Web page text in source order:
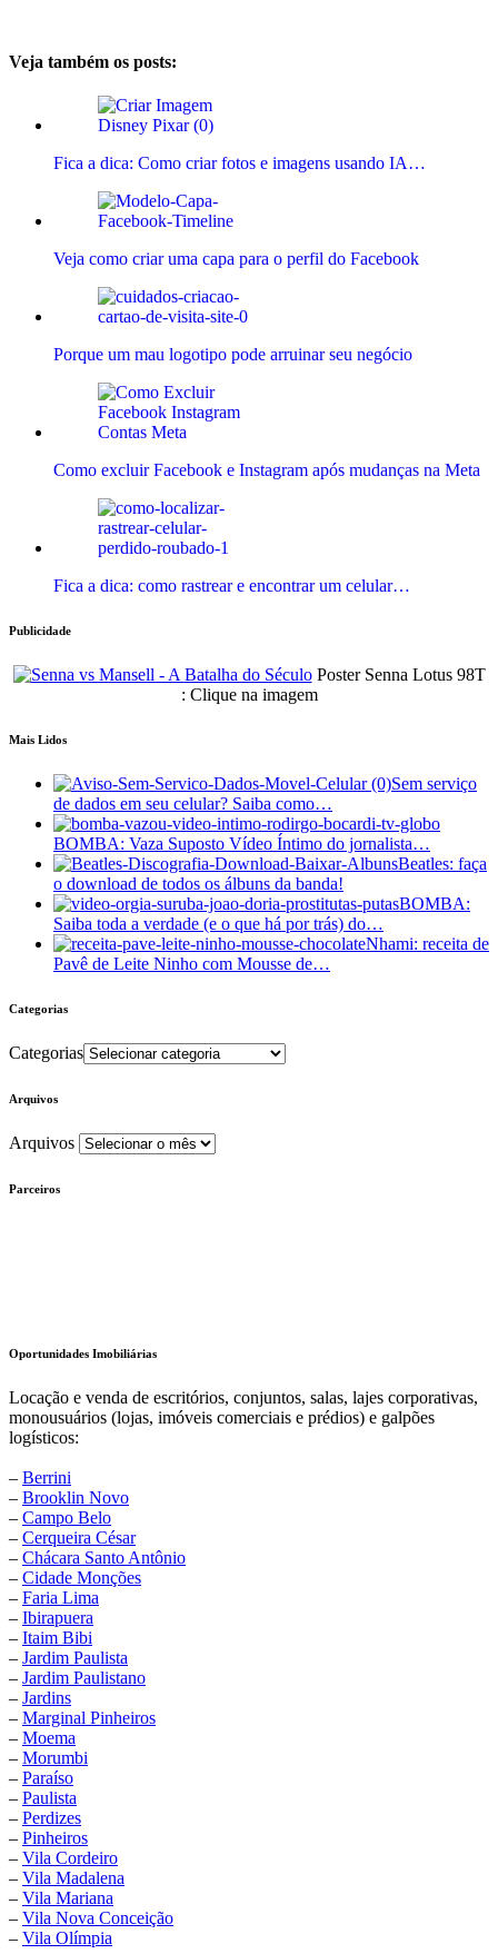
Veja também os posts:
Fica a dica: Como criar fotos e imagens usando IA…
Veja como criar uma capa para o perfil do Facebook
Porque um mau logotipo pode arruinar seu negócio
Como excluir Facebook e Instagram após mudanças na Meta
Fica a dica: como rastrear e encontrar um celular…
Publicidade
Poster Senna Lotus 98T
: Clique na imagem
Mais Lidos
Sem serviço
de dados em seu celular? Saiba como…
BOMBA: Vaza Suposto Vídeo Íntimo do jornalista…
Beatles: faça
o download de todos os álbuns da banda!
BOMBA:
Saiba toda a verdade (e o que há por trás) do…
Nhami: receita de
Pavê de Leite Ninho com Mousse de…
Categorias
Categorias
Arquivos
Arquivos
Parceiros
Oportunidades Imobiliárias
Locação e venda de escritórios, conjuntos, salas, lajes corporativas,
monousuários (lojas, imóveis comerciais e prédios) e galpões
logísticos:
– Berrini
– Brooklin Novo
– Campo Belo
– Cerqueira César
– Chácara Santo Antônio
– Cidade Monções
– Faria Lima
– Ibirapuera
– Itaim Bibi
– Jardim Paulista
– Jardim Paulistano
– Jardins
– Marginal Pinheiros
– Moema
– Morumbi
– Paraíso
– Paulista
– Perdizes
– Pinheiros
– Vila Cordeiro
– Vila Madalena
– Vila Mariana
– Vila Nova Conceição
– Vila Olímpia